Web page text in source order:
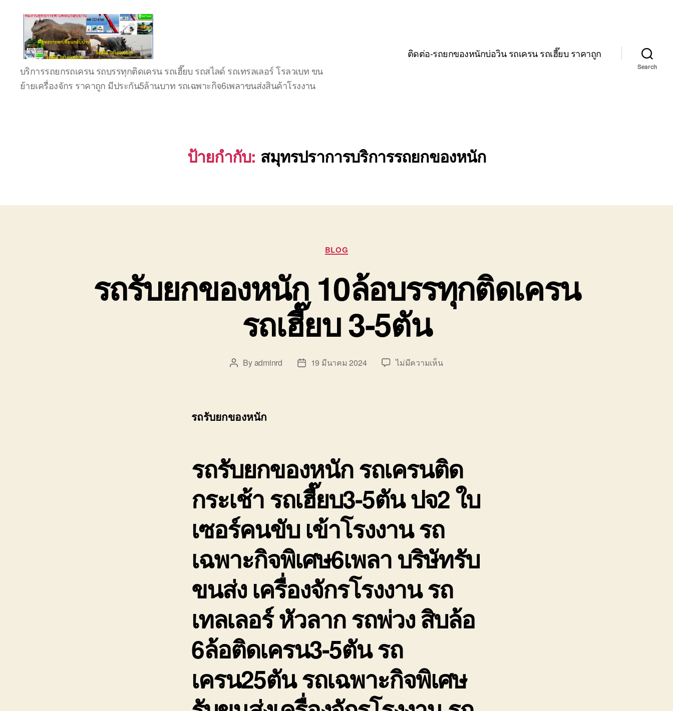
บริษัท
รถ
บรรทุก
รับจ้าง
บริการรถยกรถเครน รถบรรทุกติดเครน รถเฮี๊ยบ รถสไลด์ รถเทรลเลอร์ โรลวเบท ขน
ย้ายเครื่องจักร ราคาถูก มีประกัน5ล้านบาท รถเฉพาะกิจ6เพลาขนส่งสินค้าโรงงาน
ติดต่อ-รถยกของหนักบ่อวิน รถเครน รถเฮี๊ยบ ราคาถูก
Search
ป้ายกำกับ: สมุทรปราการบริการรถยกของหนัก
Categories
BLOG
รถรับยกของหนัก 10ล้อบรรทุกติดเครน
รถเฮี๊ยบ 3-5ตัน
Post
Byadminrd
Post19 มีนาคม 2024 ไม่มีความเห็นบน
ติด
เครน
รถ
เฮี๊ยบ
3-
รถรับยกของหนัก
รถรับยกของหนัก รถเครนติด
กระเช้า รถเฮี๊ยบ3-5ตัน ปจ2 ใบ
เซอร์คนขับ เข้าโรงงาน รถ
เฉพาะกิจพิเศษ6เพลา บริษัทรับ
ขนส่ง เครื่องจักรโรงงาน รถ
เทลเลอร์ หัวลาก รถพ่วง สิบล้อ
6ล้อติดเครน3-5ตัน รถ
เครน25ตัน รถเฉพาะกิจพิเศษ